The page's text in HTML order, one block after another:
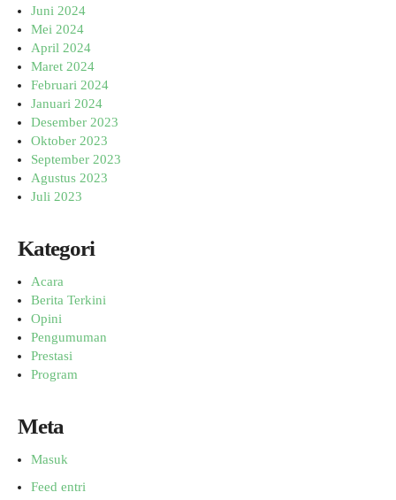
Juni 2024
Mei 2024
April 2024
Maret 2024
Februari 2024
Januari 2024
Desember 2023
Oktober 2023
September 2023
Agustus 2023
Juli 2023
Kategori
Acara
Berita Terkini
Opini
Pengumuman
Prestasi
Program
Meta
Masuk
Feed entri